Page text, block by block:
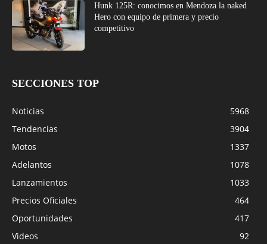
Hunk 125R: conocimos en Mendoza la naked
Hero con equipo de primera y precio
competitivo
SECCIONES TOP
Noticias
5968
Tendencias
3904
Motos
1337
Adelantos
1078
Lanzamientos
1033
Precios Oficiales
464
Oportunidades
417
Videos
92